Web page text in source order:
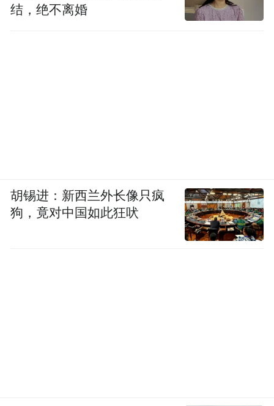
结，绝不离婚
胡锡进：新西兰外长像只疯
狗，竟对中国如此狂吠